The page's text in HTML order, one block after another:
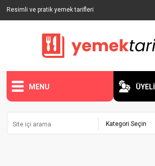
Resimli ve pratik yemek tarifleri
MENU